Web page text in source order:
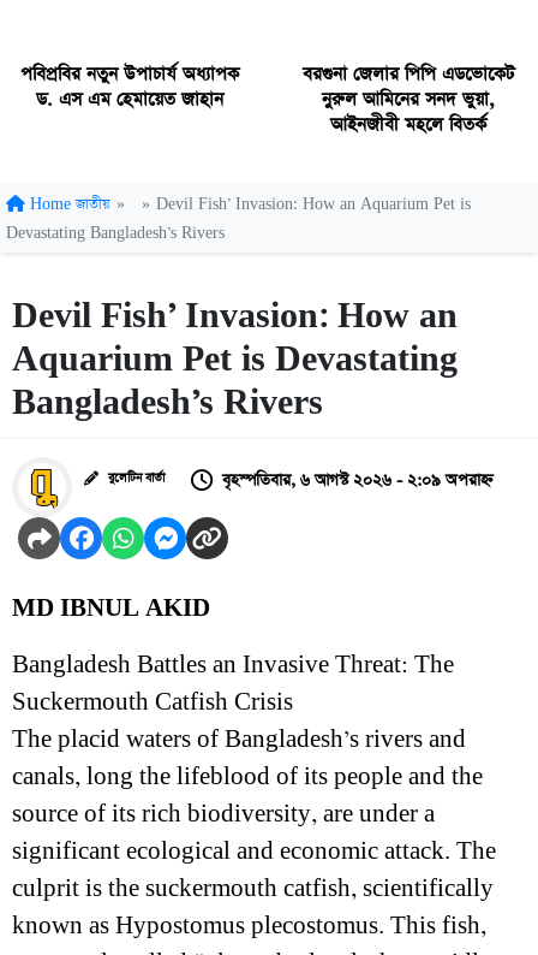
পবিপ্রবির নতুন উপাচার্য অধ্যাপক
ড. এস এম হেমায়েত জাহান
বরগুনা জেলার পিপি এডভোকেট
নুরুল আমিনের সনদ ভুয়া,
আইনজীবী মহলে বিতর্ক
Home জাতীয় » » Devil Fish’ Invasion: How an Aquarium Pet is
Devastating Bangladesh’s Rivers
Devil Fish’ Invasion: How an
Aquarium Pet is Devastating
Bangladesh’s Rivers
বুলেটিন বার্তা বৃহস্পতিবার, ৬ আগস্ট ২০২৬ - ২:০৯ অপরাহ্ন
MD IBNUL AKID
Bangladesh Battles an Invasive Threat: The
Suckermouth Catfish Crisis
The placid waters of Bangladesh’s rivers and
canals, long the lifeblood of its people and the
source of its rich biodiversity, are under a
significant ecological and economic attack. The
culprit is the suckermouth catfish, scientifically
known as Hypostomus plecostomus. This fish,